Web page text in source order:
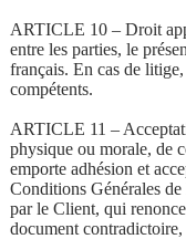
ARTICLE 10 – Droit
entre les parties, le
français. En cas de
compétents.
ARTICLE 11 –
physique ou morale, de
emporte adhésion et
Conditions Générales
par le Client, qui
document